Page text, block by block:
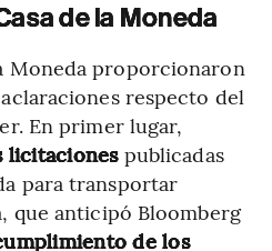
de la Moneda
Moneda proporcionaron
respecto del
En primer lugar,
licitacionespublicadas
para transportar
que anticipó Bloomberg
de los